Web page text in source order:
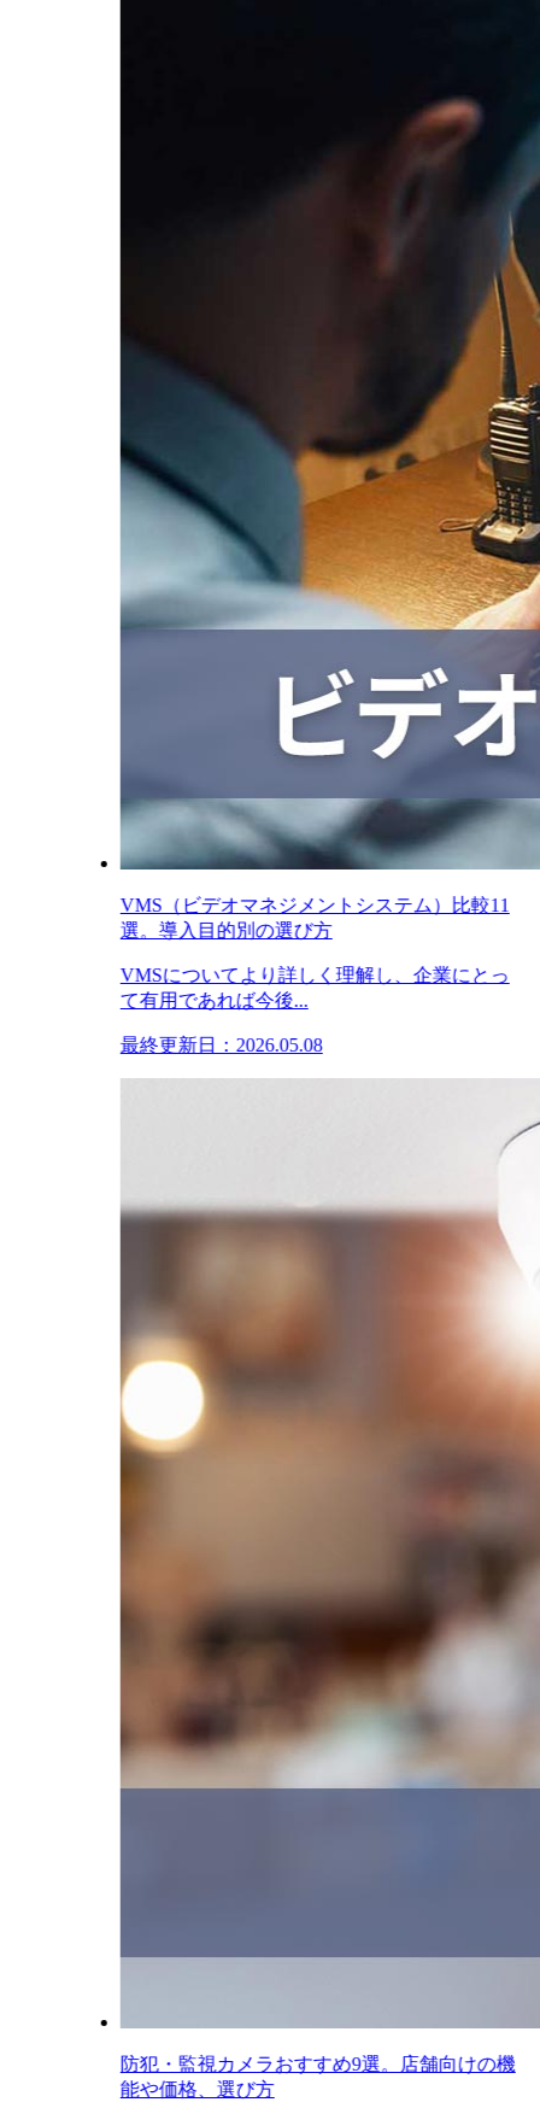
VMS（ビデオマネジメントシステム）比較11
選。導入目的別の選び方
VMSについてより詳しく理解し、企業にとっ
て有用であれば今後...
最終更新日：2026.05.08
防犯・監視カメラおすすめ9選。店舗向けの機
能や価格、選び方